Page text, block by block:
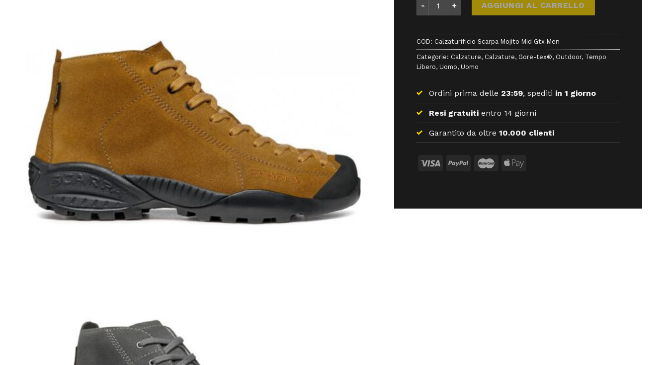
AGGIUNGI AL CARRELLO
COD: Calzaturificio Scarpa Mojito Mid Gtx Men
Categorie: Calzature, Calzature, Gore-tex®, Outdoor, Tempo
Libero, Uomo, Uomo
Ordini prima delle 23:59, spediti in 1 giorno
Resi gratuitientro 14 giorni
Garantito da oltre 10.000 clienti